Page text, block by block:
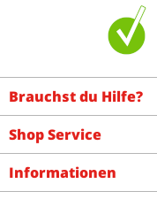
Brauchst du Hilfe?
Shop Service
Informationen